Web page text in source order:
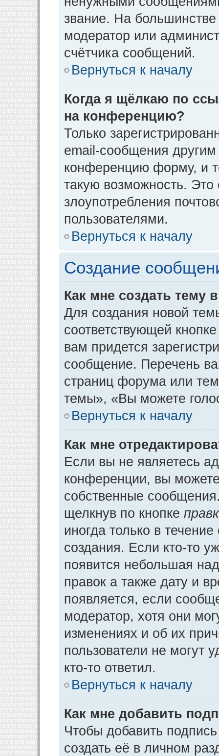
звание. На
модератор или
счётчика сообщений.
Вернуться к началу
Когда я щёлкаю по
на конференцию?
Только
email-сообщения
конференцию форму, и
такую возможность. Это
злоупотребления
пользователями.
Вернуться к началу
Создание
Как мне создать тему
Для создания новой
соответствующей
вам придется
сообщение. Перечень
страниц форума или
темы», «Вы можете
Вернуться к началу
Как мне
Если вы не являетесь
конференции, вы можете
собственные
щелкнув по кнопке
иногда только в
создания. Если кто-то
появится небольшая
правок а также дату и
появляется, если
модератор, хотя они
изменениях и об их
пользователи не могут
кто-то ответил.
Вернуться к началу
Как мне добавить
Чтобы добавить
создать её в личном